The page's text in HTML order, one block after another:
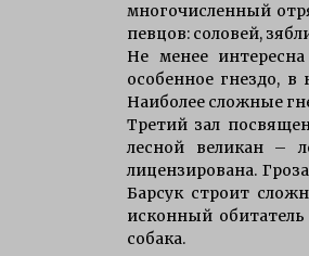
многочисленный
певцов: соловей,
Не менее
особенное гнездо,
Наиболее сложные
Третий зал
лесной великан –
лицензирована.
Барсук строит
исконный обитатель
собака.